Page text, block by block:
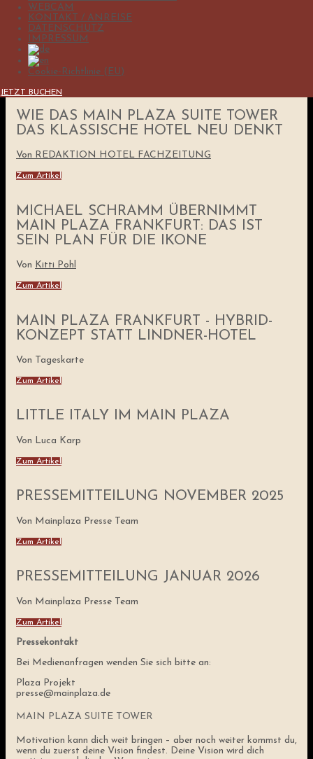
WEBCAM
KONTAKT / ANREISE
DATENSCHUTZ
IMPRESSUM
Cookie-Richtlinie (EU)
JETZT BUCHEN
ADIEU ÖDE? ZWEI NEUE LOKALE FÜR
DEN MAIN PLAZA SUITE TOWER
Von Ludwig Fienhold
WIE DAS MAIN PLAZA SUITE TOWER
DAS KLASSISCHE HOTEL NEU DENKT
Von REDAKTION HOTEL FACHZEITUNG
Zum Artikel
MICHAEL SCHRAMM ÜBERNIMMT
MAIN PLAZA FRANKFURT: DAS IST
SEIN PLAN FÜR DIE IKONE
Von Kitti Pohl
Zum Artikel
MAIN PLAZA FRANKFURT - HYBRID-
KONZEPT STATT LINDNER-HOTEL
Von Tageskarte
Zum Artikel
LITTLE ITALY IM MAIN PLAZA
Von Luca Karp
Zum Artikel
PRESSEMITTEILUNG NOVEMBER 2025
Von Mainplaza Presse Team
Zum Artikel
PRESSEMITTEILUNG JANUAR 2026
Von Mainplaza Presse Team
Zum Artikel
Pressekontakt
Bei Medienanfragen wenden Sie sich bitte an:
Plaza Projekt
presse@mainplaza.de
MAIN PLAZA SUITE TOWER
Motivation kann dich weit bringen – aber noch weiter kommst du,
wenn du zuerst deine Vision findest. Deine Vision wird dich